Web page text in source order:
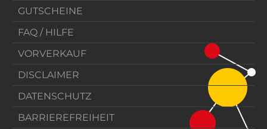
GUTSCHEINE
FAQ / HILFE
VORVERKAUF
DISCLAIMER
DATENSCHUTZ
BARRIEREFREIHEIT